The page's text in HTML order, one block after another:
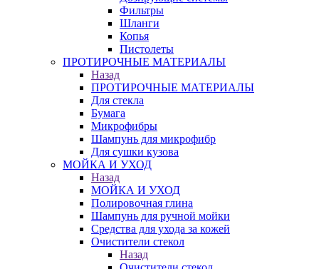
Фильтры
Шланги
Копья
Пистолеты
ПРОТИРОЧНЫЕ МАТЕРИАЛЫ
Назад
ПРОТИРОЧНЫЕ МАТЕРИАЛЫ
Для стекла
Бумага
Микрофибры
Шампунь для микрофибр
Для сушки кузова
МОЙКА И УХОД
Назад
МОЙКА И УХОД
Полировочная глина
Шампунь для ручной мойки
Средства для ухода за кожей
Очистители стекол
Назад